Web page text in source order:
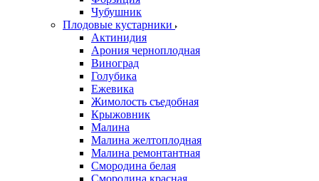
Чубушник
Плодовые кустарники
Актинидия
Арония черноплодная
Виноград
Голубика
Ежевика
Жимолость съедобная
Крыжовник
Малина
Малина желтоплодная
Малина ремонтантная
Смородина белая
Смородина красная